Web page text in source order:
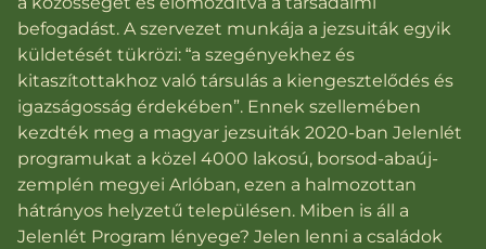
befogadást. A szervezet munkája a jezsuiták egyik
küldetését tükrözi: “a szegényekhez és
kitaszítottakhoz való társulás a kiengesztelődés és
igazságosság érdekében”. Ennek szellemében
kezdték meg a magyar jezsuiták 2020-ban Jelenlét
programukat a közel 4000 lakosú, borsod-abaúj-
zemplén megyei Arlóban, ezen a halmozottan
hátrányos helyzetű településen. Miben is áll a
Jelenlét Program lényege? Jelen lenni a családok